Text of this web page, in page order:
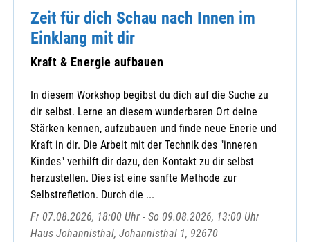
Zeit für dich Schau nach Innen im
Einklang mit dir
Kraft & Energie aufbauen
In diesem Workshop begibst du dich auf die Suche zu
dir selbst. Lerne an diesem wunderbaren Ort deine
Stärken kennen, aufzubauen und finde neue Enerie und
Kraft in dir. Die Arbeit mit der Technik des "inneren
Kindes" verhilft dir dazu, den Kontakt zu dir selbst
herzustellen. Dies ist eine sanfte Methode zur
Selbstrefletion. Durch die ...
Fr 07.08.2026, 18:00 Uhr - So 09.08.2026, 13:00 Uhr
Haus Johannisthal, Johannisthal 1, 92670